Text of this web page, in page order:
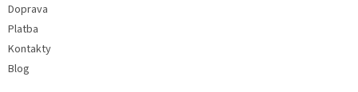
Doprava
Platba
Kontakty
Blog